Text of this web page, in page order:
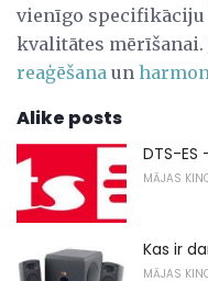
vienīgo specifikāciju
kvalitātes mērīšanai.
reaģēšana un
Alike posts
DTS-
MĀJAS
Kas ir
MĀJAS